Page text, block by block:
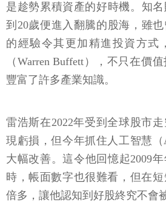
是趁勢累積資產的好時機。知
到20歲便進入翻騰的股海，雖
的經驗令其更加精進投資方式
（Warren Buffett），不只在價
豐富了許多產業知識。
雷浩斯在2022年受到全球股市
現虧損，但今年抓住人工智慧
大幅改善。這令他回憶起2009
時，帳面數字也很難看，但在
倍多，讓他認知到好股終究不會